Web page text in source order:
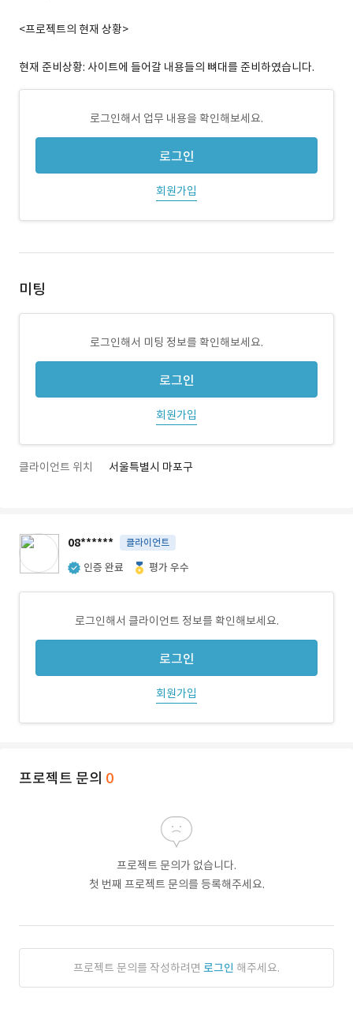
<프로젝트의 현재 상황>
현재 준비상황: 사이트에 들어갈 내용들의 뼈대를 준비하였습니다.
로그인해서 업무 내용을 확인해보세요.
로그인
회원가입
미팅
로그인해서 미팅 정보를 확인해보세요.
로그인
회원가입
클라이언트 위치 서울특별시 마포구
08****** 클라이언트
인증 완료 평가 우수
로그인해서 클라이언트 정보를 확인해보세요.
로그인
회원가입
프로젝트 문의 0
프로젝트 문의가 없습니다.
첫 번째 프로젝트 문의를 등록해주세요.
프로젝트 문의를 작성하려면 로그인 해주세요.